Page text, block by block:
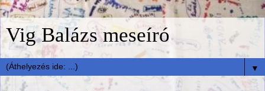
Vig Balázs meseíró
▼